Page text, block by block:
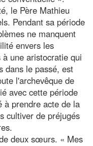
le Père Mathieu
Pendant sa période
ne manquent
envers les
une aristocratie qui
dans le passé, est
l'archevêque de
avec cette période
à prendre acte de la
cultiver de préjugés
deux sœurs. « Mes